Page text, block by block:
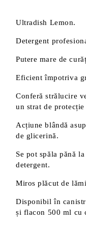
Ultradish Lemon.
Detergent
Putere mare de
Eficient împotriva
Conferă strălucire
un strat de
Acțiune blândă
de glicerină.
Se pot spăla pănă
detergent.
Miros plăcut de
Disponibil în
și flacon 500 ml cu